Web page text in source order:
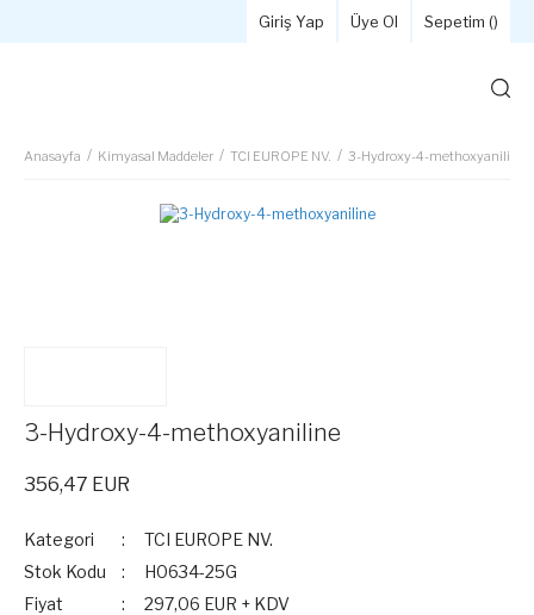
Giriş Yap Üye Ol Sepetim ()
Anasayfa Kimyasal Maddeler TCI EUROPE NV. 3-Hydroxy-4-methoxyaniline
3-Hydroxy-4-methoxyaniline
356,47 EUR
Kategori
TCI EUROPE NV.
Stok Kodu
H0634-25G
Fiyat
297,06 EUR + KDV